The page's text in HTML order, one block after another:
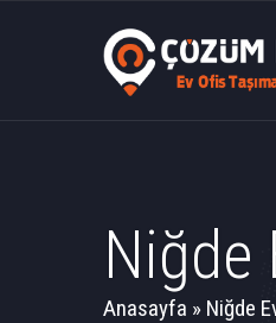
Niğde
Anasayfa » Niğde